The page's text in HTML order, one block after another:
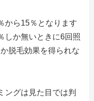
から15％となります
しか無いときに6回照
脱毛効果を得られな
ングは見た目では判